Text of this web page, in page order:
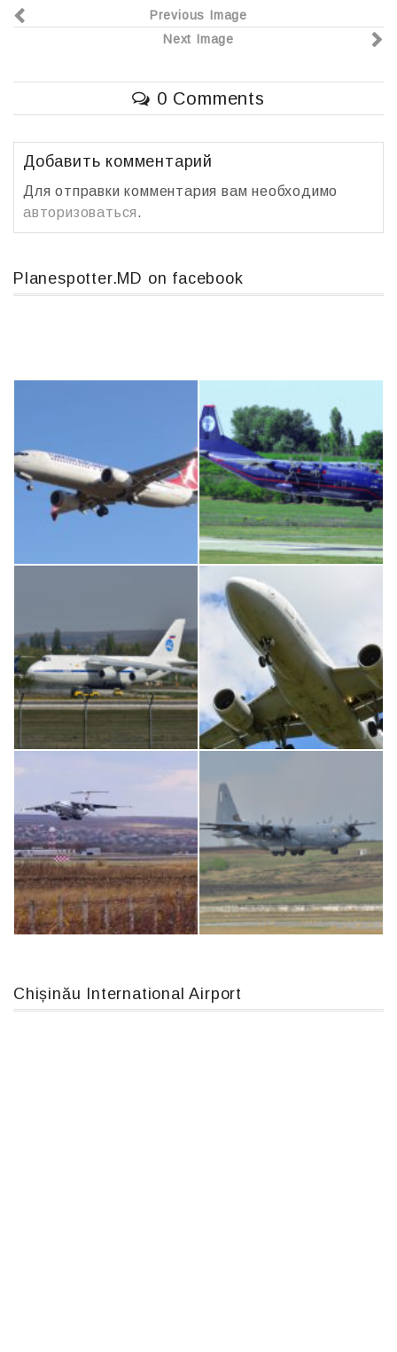
e
b
o
o
k
er р
в
и
т
Previous Image
Next Image
0 Comments
Добавить комментарий
Для отправки комментария вам необходимо
авторизоваться.
Planespotter.MD on facebook
An12, UR-CGV
An124, RA-82013 Airbus A319-114 D-AILN, Lufthansa, Франкфурт-Кишинев, 24/06/18
Chișinău International Airport